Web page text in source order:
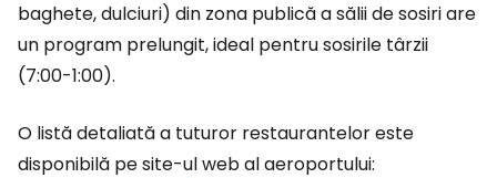
baghete, dulciuri) din zona publică a sălii de sosiri are
un program prelungit, ideal pentru sosirile târzii
(7:00-1:00).
O listă detaliată a tuturor restaurantelor este
disponibilă pe site-ul web al aeroportului: